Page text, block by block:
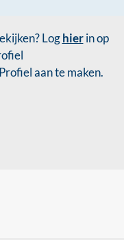
Loghierin op
aan te maken.